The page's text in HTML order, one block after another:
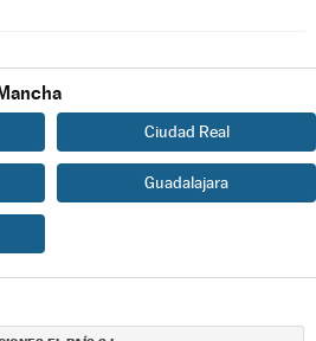
Ciudad Real
Guadalajara